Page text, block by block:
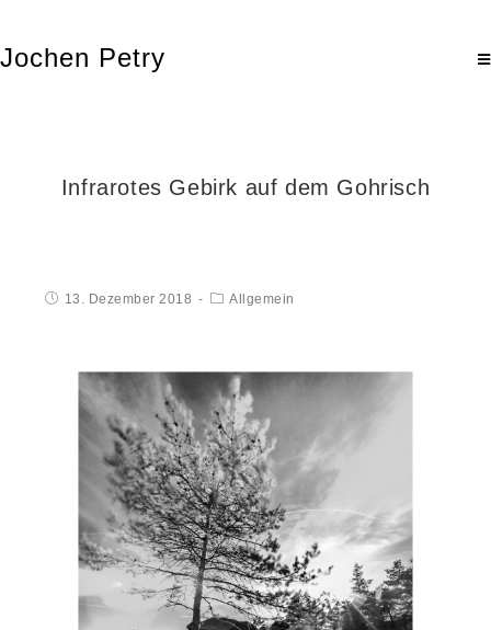
Jochen Petry
Infrarotes Gebirk auf dem Gohrisch
13. Dezember 2018 Allgemein